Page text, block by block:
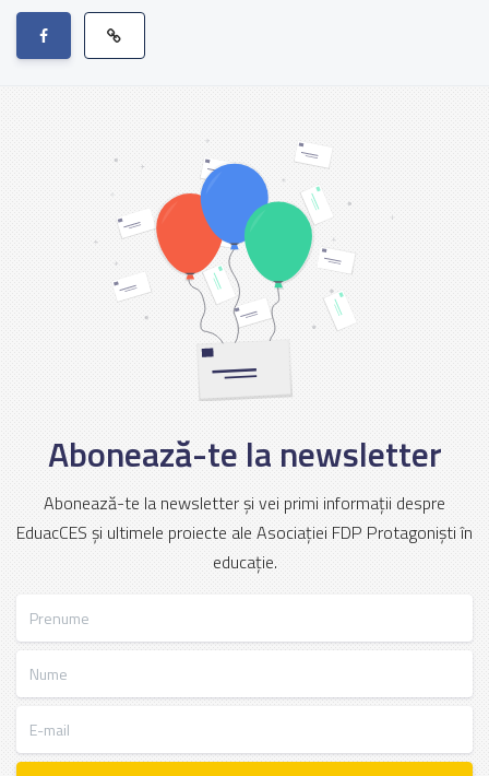
Abonează-te la newsletter
Abonează-te la newsletter și vei primi informații despre
EduacCES și ultimele proiecte ale Asociației FDP Protagoniști în
educație.